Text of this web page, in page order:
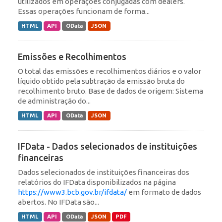
Essas operações funcionam de forma...
HTML API OData JSON
Emissões e Recolhimentos
O total das emissões e recolhimentos diários e o valor
líquido obtido pela subtração da emissão bruta do
recolhimento bruto. Base de dados de origem: Sistema
de administração do...
HTML API OData JSON
IFData - Dados selecionados de instituições
financeiras
Dados selecionados de instituições financeiras dos
relatórios do IFData disponibilizados na página
https://www3.bcb.gov.br/ifdata/ em formato de dados
abertos. No IFData são...
HTML API OData JSON PDF